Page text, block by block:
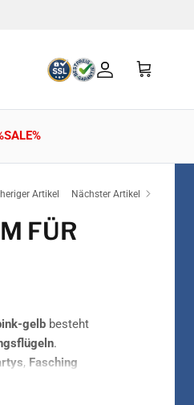
Suchen
Artikel Nächster Artikel
FÜR
gelbbesteht
.
, Fasching